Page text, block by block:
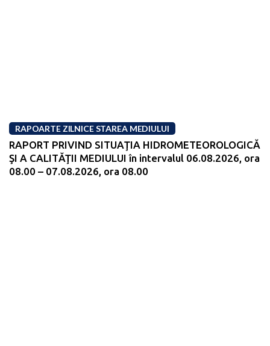
RAPOARTE ZILNICE STAREA MEDIULUI
RAPORT PRIVIND SITUAŢIA HIDROMETEOROLOGICĂ
ŞI A CALITĂŢII MEDIULUI în intervalul 06.08.2026, ora
08.00 – 07.08.2026, ora 08.00